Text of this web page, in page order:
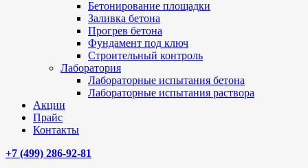
Бетонирование площадки
Заливка бетона
Прогрев бетона
Фундамент под ключ
Строительный контроль
Лаборатория
Лабораторные испытания бетона
Лабораторные испытания раствора
Акции
Прайс
Контакты
+7 (499) 286-92-81